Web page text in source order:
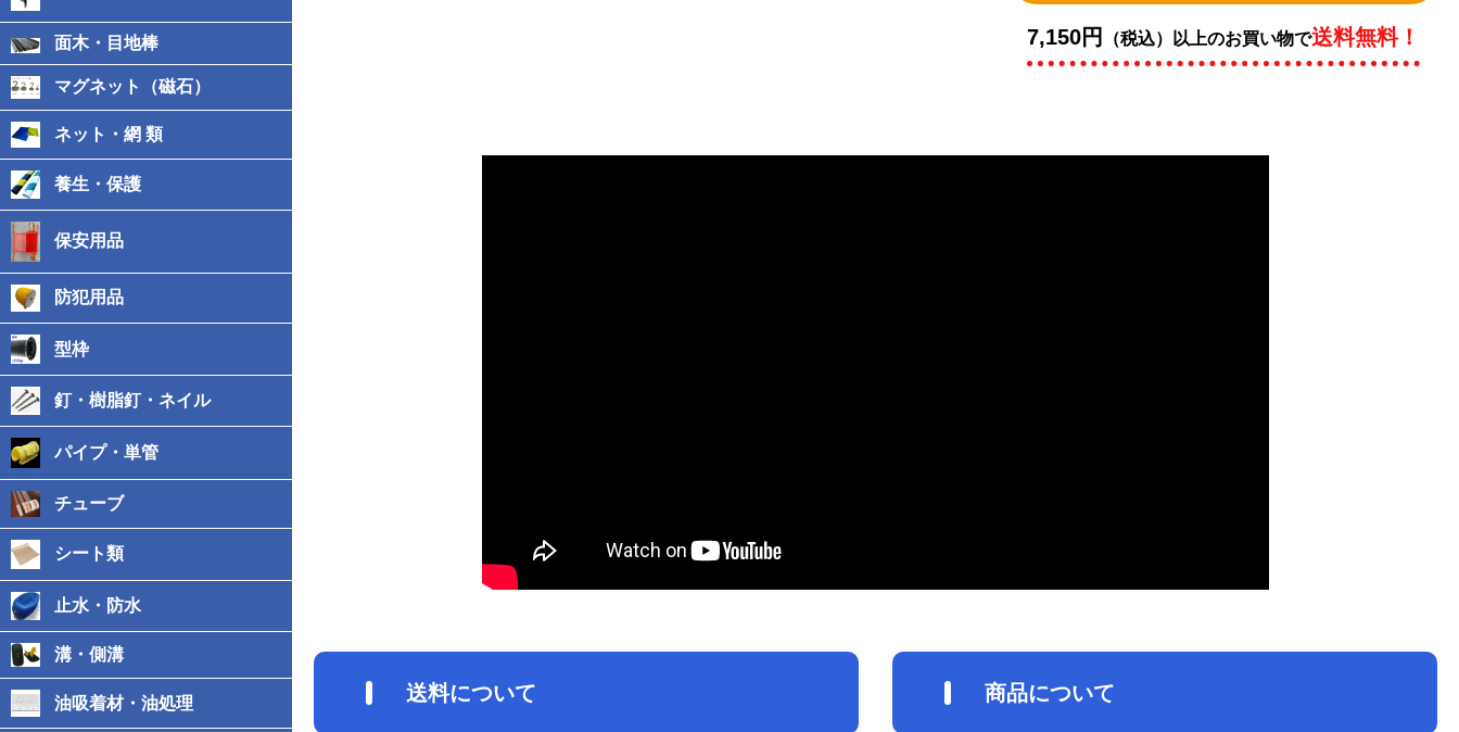
面木・目地棒
マグネット（磁石）
ネット・網 類
養生・保護
保安用品
防犯用品
型枠
釘・樹脂釘・ネイル
パイプ・単管
チューブ
シート類
止水・防水
溝・側溝
油吸着材・油処理
7,150円 （税込）以上のお買い物で送料無料！
送料について 商品について